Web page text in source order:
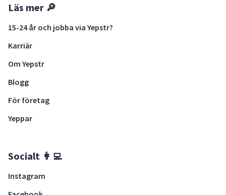
Läs mer 🔎
15-24 år och jobba via Yepstr?
Karriär
Om Yepstr
Blogg
För företag
Yeppar
Socialt 👩‍💻
Instagram